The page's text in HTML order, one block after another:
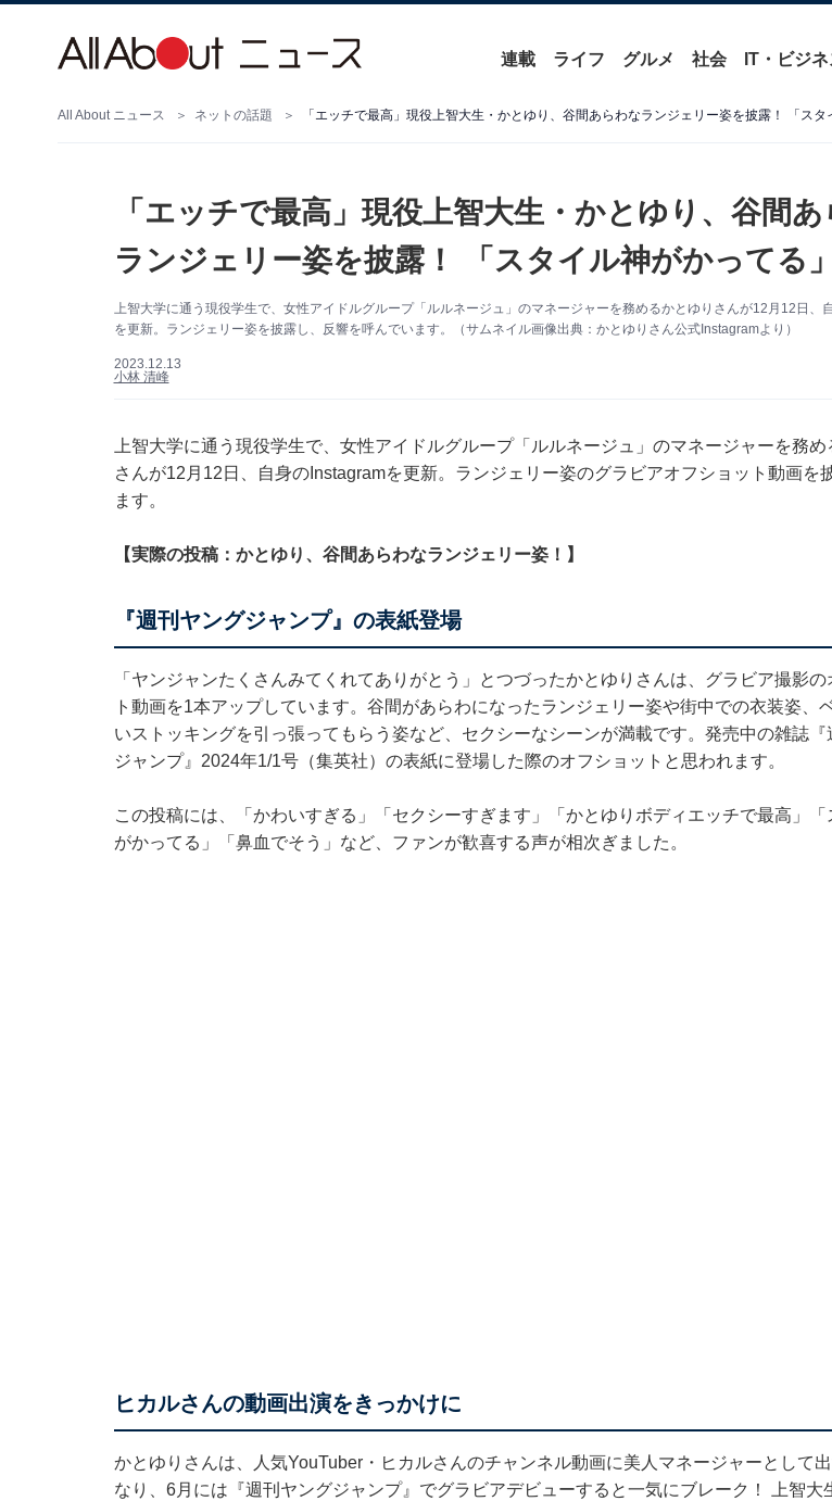
連載 ライフ グルメ 社会 IT・ビジネ
All About ニュース ネットの話題
「エッチで最高」現役上智大生・かとゆり、谷間
ランジェリー姿を披露！ 「スタイル神がかってる」
上智大学に通う現役学生で、女性アイドルグループ「ルルネージュ」のマネージャーを務めるかとゆりさんが12月12日、
を更新。ランジェリー姿を披露し、反響を呼んでいます。（サムネイル画像出典：かとゆりさん公式Instagramより）
2023.12.13
小林 清峰
上智大学に通う現役学生で、女性アイドルグループ「ルルネージュ」のマネージャーを務め
さんが12月12日、自身のInstagramを更新。ランジェリー姿のグラビアオフショット動画を
ます。
【実際の投稿：かとゆり、谷間あらわなランジェリー姿！】
『週刊ヤングジャンプ』の表紙登場
「ヤンジャンたくさんみてくれてありがとう」とつづったかとゆりさんは、グラビア撮影の
ト動画を1本アップしています。谷間があらわになったランジェリー姿や街中での衣装姿、
いストッキングを引っ張ってもらう姿など、セクシーなシーンが満載です。発売中の雑誌『
ジャンプ』2024年1/1号（集英社）の表紙に登場した際のオフショットと思われます。
この投稿には、「かわいすぎる」「セクシーすぎます」「かとゆりボディエッチで最高」「
がかってる」「鼻血でそう」など、ファンが歓喜する声が相次ぎました。
ヒカルさんの動画出演をきっかけに
かとゆりさんは、人気YouTuber・ヒカルさんのチャンネル動画に美人マネージャーとして
なり、6月には『週刊ヤングジャンプ』でグラビアデビューすると一気にブレーク！ 上智大